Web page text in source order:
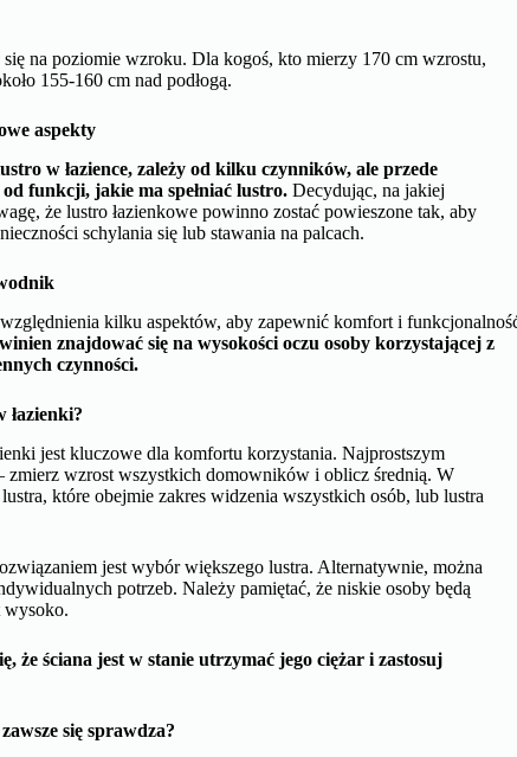
na poziomie wzroku. Dla kogoś, kto mierzy 170 cm wzrostu,
155-160 cm nad podłogą.
aspekty
w łazience, zależy od kilku czynników, ale przede
funkcji, jakie ma spełniać lustro. Decydując, na jakiej
że lustro łazienkowe powinno zostać powieszone tak, aby
schylania się lub stawania na palcach.
kilku aspektów, aby zapewnić komfort i
znajdować się na wysokości oczu osoby korzystającej z
czynności.
łazienki?
jest kluczowe dla komfortu korzystania. Najprostszym
zmierz wzrost wszystkich domowników i oblicz średnią. W
które obejmie zakres widzenia wszystkich osób, lub lustra
jest wybór większego lustra. Alternatywnie, można
potrzeb. Należy pamiętać, że niskie osoby będą
wysoko.
że ściana jest w stanie utrzymać jego ciężar i zastosuj
się sprawdza?